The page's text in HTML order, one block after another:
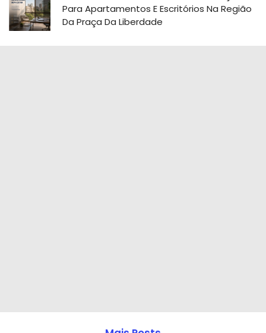
Para Apartamentos E Escritórios Na Região
Da Praça Da Liberdade